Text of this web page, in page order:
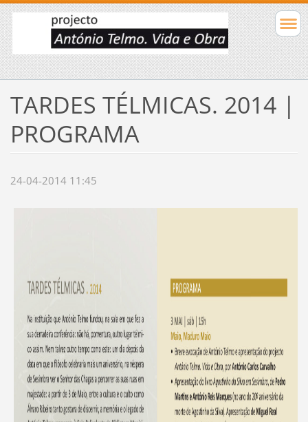
TARDES TÉLMICAS. 2014 |
PROGRAMA
24-04-2014 11:45